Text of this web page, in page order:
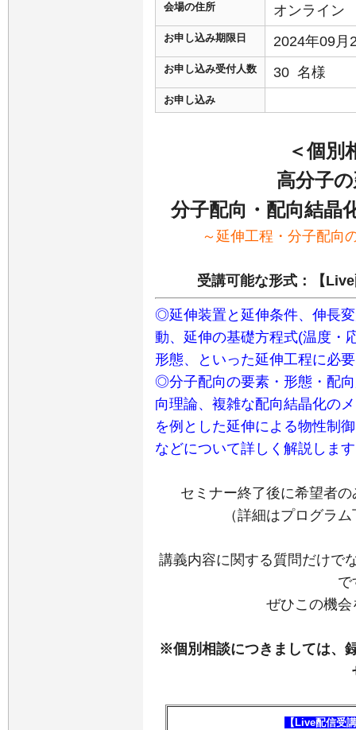
会場の住所 オンライン
お申し込み期限日 2024年09月
お申し込み受付人数 30 名様
お申し込み
＜個別
高分子
分子配向・配向結晶
～延伸工程・分子配向
受講可能な形式：【
◎延伸装置と延伸条件、伸長
動、延伸の基礎方程式(温度・
形態、といった延伸工程に必
◎分子配向の要素・形態・配
向理論、複雑な配向結晶化の
を例とした延伸による物性制
などについて詳しく解説しま
セミナー終了後に希望者
（詳細はプログラ
講義内容に関する質問だけで
で
ぜひこの機
※個別相談につきましては、
【Live配信受